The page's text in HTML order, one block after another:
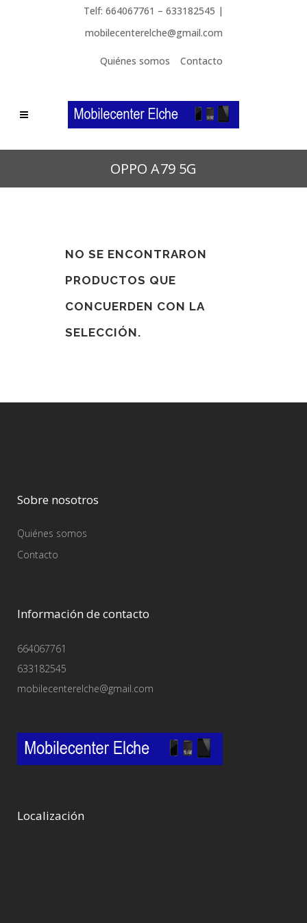
Telf: 664067761 – 633182545 |
mobilecenterelche@gmail.com
Quiénes somos Contacto
OPPO A79 5G
NO SE ENCONTRARON
PRODUCTOS QUE
CONCUERDEN CON LA
SELECCIÓN.
Sobre nosotros
Quiénes somos
Contacto
Información de contacto
664067761
633182545
mobilecenterelche@gmail.com
Localización